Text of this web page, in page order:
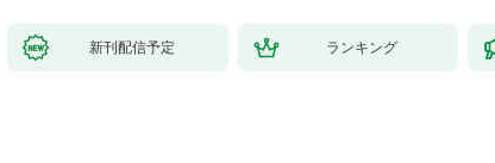
新刊配信予定 ランキング